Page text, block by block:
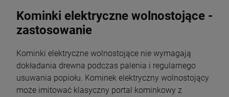
Kominki elektryczne wolnostojące -
zastosowanie
Kominki elektryczne wolnostojące nie wymagają
dokładania drewna podczas palenia i regularnego
usuwania popiołu. Kominek elektryczny wolnostojący
może imitować klasyczny portal kominkowy z